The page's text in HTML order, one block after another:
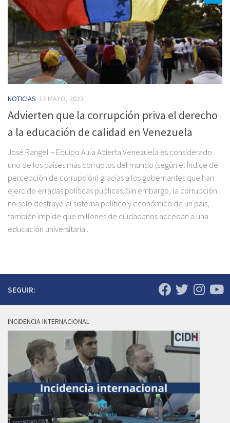
NOTICIAS 12 MAYO, 2023
Advierten que la corrupción priva el derecho
a la educación de calidad en Venezuela
José Rangel – Equipo Aula Abierta Venezuela es considerado
uno de los países más corruptos del mundo (según el Índice de
percepción de corrupción) gracias a los gobernantes que han
ejercido erradas políticas públicas. Sin embargo, la corrupción
no solo destruye el sistema político y económico de un país,
también impide que millones de ciudadanos accedan a una
educación universitaria...
SEGUIR:
INCIDENCIA INTERNACIONAL